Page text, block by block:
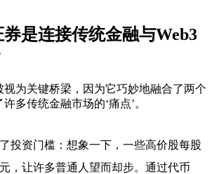
是连接传统金融与Web3
为关键桥梁，因为它巧妙地融合了两个
多传统金融市场的‘痛点’。
投资门槛 ：想象一下，一些高价股每股
，让许多普通人望而却步。通过代币